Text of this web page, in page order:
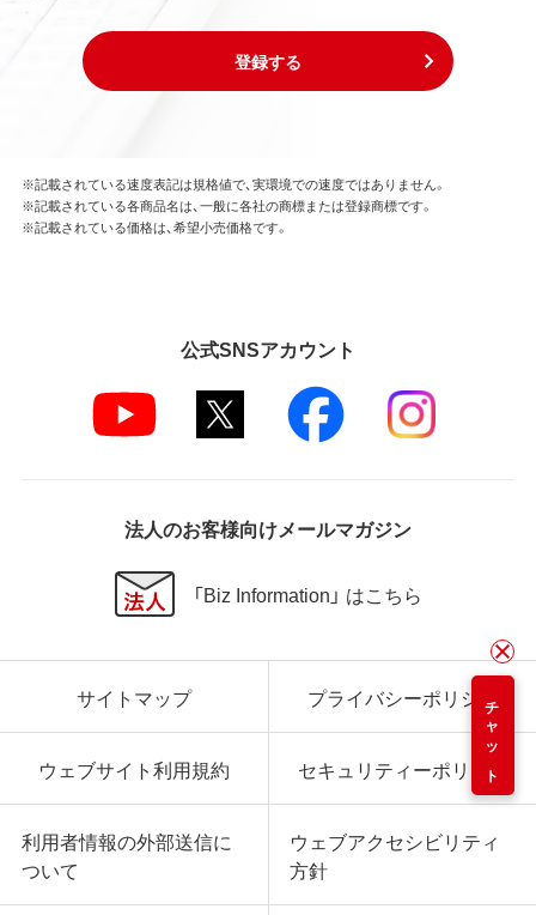
登録する
チャット
※記載されている速度表記は規格値で、実環境での速度ではありません。
※記載されている各商品名は、一般に各社の商標または登録商標です。
※記載されている価格は、希望小売価格です。
公式SNSアカウント
法人のお客様向けメールマガジン
「Biz Information」 はこちら
サイトマップ プライバシーポリシー
ウェブサイト利用規約 セキュリティーポリシー
利用者情報の外部送信に
ついて
ウェブアクセシビリティ
方針